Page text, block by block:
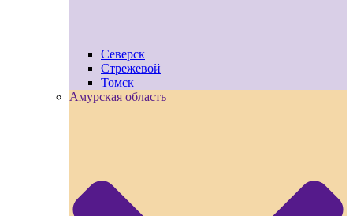
Северск
Стрежевой
Томск
Амурская область